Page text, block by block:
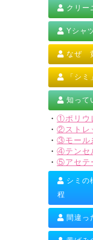
クリー
Yシャ
なぜ
「シミ
知って
・ ①ポリウ
・ ②ストレ
・ ③モール
・ ④テンセ
・ ⑤アセテ
シミの
程
間違っ